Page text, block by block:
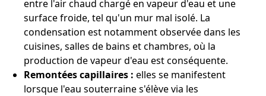
entre l'air chaud chargé en vapeur d'eau et une
surface froide, tel qu'un mur mal isolé. La
condensation est notamment observée dans les
cuisines, salles de bains et chambres, où la
production de vapeur d'eau est conséquente.
Remontées capillaires : elles se manifestent
lorsque l'eau souterraine s'élève via les